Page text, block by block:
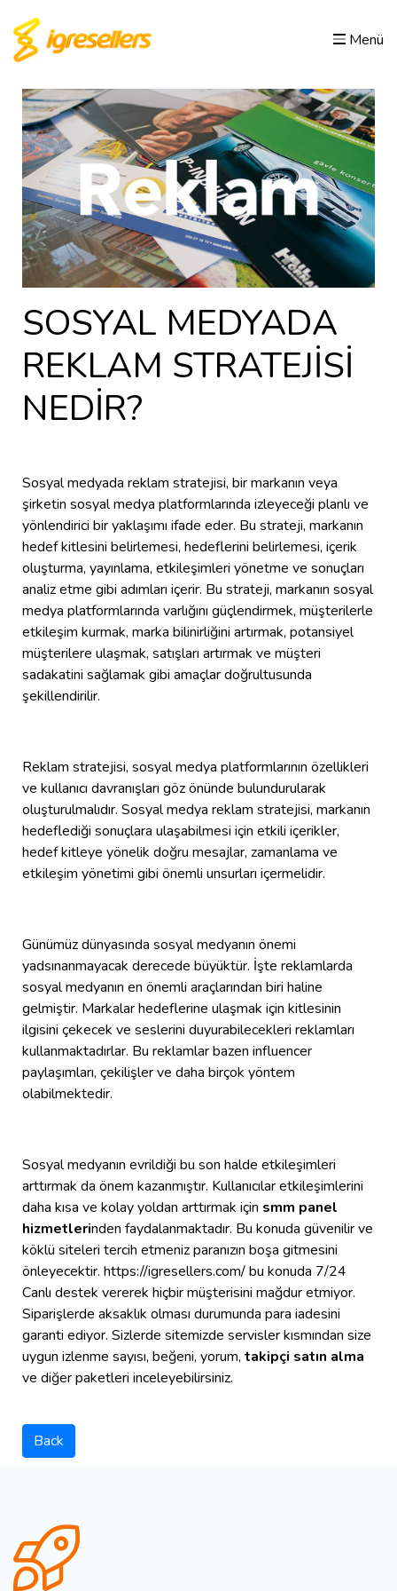
Menü
SOSYAL MEDYADA
REKLAM STRATEJİSİ
NEDİR?
Sosyal medyada reklam stratejisi, bir markanın veya
şirketin sosyal medya platformlarında izleyeceği planlı ve
yönlendirici bir yaklaşımı ifade eder. Bu strateji, markanın
hedef kitlesini belirlemesi, hedeflerini belirlemesi, içerik
oluşturma, yayınlama, etkileşimleri yönetme ve sonuçları
analiz etme gibi adımları içerir. Bu strateji, markanın sosyal
medya platformlarında varlığını güçlendirmek, müşterilerle
etkileşim kurmak, marka bilinirliğini artırmak, potansiyel
müşterilere ulaşmak, satışları artırmak ve müşteri
sadakatini sağlamak gibi amaçlar doğrultusunda
şekillendirilir.
Reklam stratejisi, sosyal medya platformlarının özellikleri
ve kullanıcı davranışları göz önünde bulundurularak
oluşturulmalıdır. Sosyal medya reklam stratejisi, markanın
hedeflediği sonuçlara ulaşabilmesi için etkili içerikler,
hedef kitleye yönelik doğru mesajlar, zamanlama ve
etkileşim yönetimi gibi önemli unsurları içermelidir.
Günümüz dünyasında sosyal medyanın önemi
yadsınanmayacak derecede büyüktür. İşte reklamlarda
sosyal medyanın en önemli araçlarından biri haline
gelmiştir. Markalar hedeflerine ulaşmak için kitlesinin
ilgisini çekecek ve seslerini duyurabilecekleri reklamları
kullanmaktadırlar. Bu reklamlar bazen influencer
paylaşımları, çekilişler ve daha birçok yöntem
olabilmektedir.
Sosyal medyanın evrildiği bu son halde etkileşimleri
arttırmak da önem kazanmıştır. Kullanıcılar etkileşimlerini
daha kısa ve kolay yoldan arttırmak için smm panel
hizmetlerinden faydalanmaktadır. Bu konuda güvenilir ve
köklü siteleri tercih etmeniz paranızın boşa gitmesini
önleyecektir. https://igresellers.com/ bu konuda 7/24
Canlı destek vererek hiçbir müşterisini mağdur etmiyor.
Siparişlerde aksaklık olması durumunda para iadesini
garanti ediyor. Sizlerde sitemizde servisler kısmından size
uygun izlenme sayısı, beğeni, yorum, takipçi satın alma
ve diğer paketleri inceleyebilirsiniz.
Back